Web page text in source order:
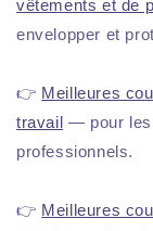
vêtements et de
envelopper et
👉 Meilleures
travail — pour les
professionnels.
👉 Meilleures